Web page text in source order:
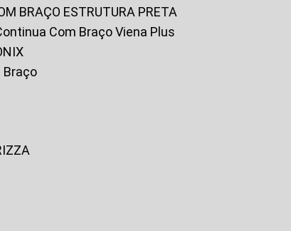
BRAÇO ESTRUTURA PRETA
Com Braço Viena Plus
Braço